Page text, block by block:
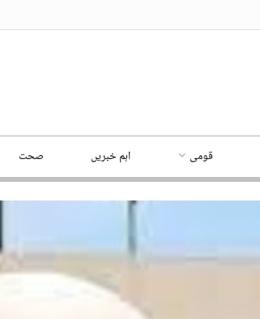
قومی اہم خبریں صحت